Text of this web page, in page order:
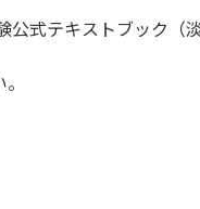
式テキストブック